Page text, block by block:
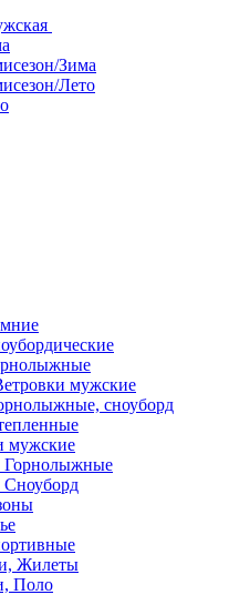
Зима
Лето
мужские
сноуборд
мужские
Жилеты
Поло